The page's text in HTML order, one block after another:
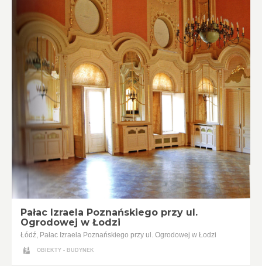
Pałac Izraela Poznańskiego przy ul.
Ogrodowej w Łodzi
Łódź, Pałac Izraela Poznańskiego przy ul. Ogrodowej w Łodzi
OBIEKTY - BUDYNEK